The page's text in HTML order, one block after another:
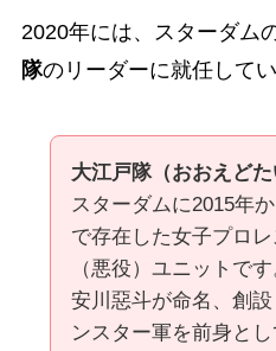
2020年には、スターダム
隊のリーダーに就任してい
大江戸隊（おおえどた
スターダムに2015年
で存在した女子プロ
（悪役）ユニットです
安川惡斗が命名、創
ンスター軍を前身と